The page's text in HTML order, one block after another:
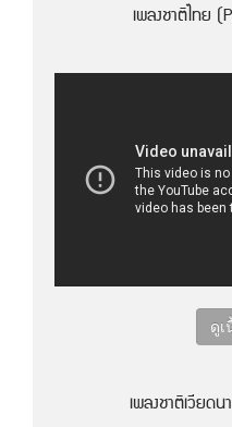
เพลงชาติไทย
ดูเ
เพลงชาติเวียด